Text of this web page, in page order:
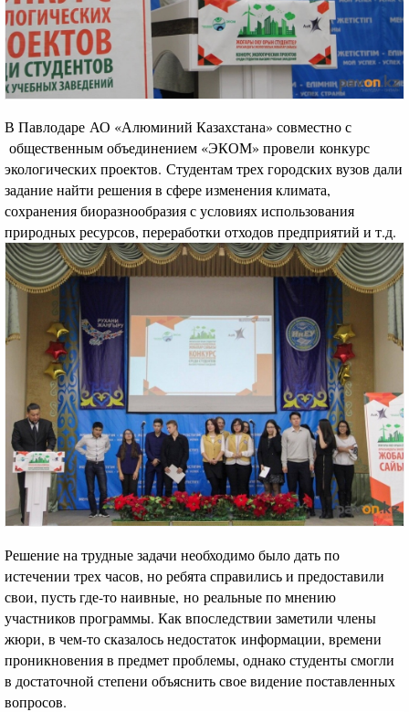
В Павлодаре АО «Алюминий Казахстана» совместно с
общественным объединением «ЭКОМ» провели конкурс
экологических проектов. Студентам трех городских вузов дали
задание найти решения в сфере изменения климата,
сохранения биоразнообразия с условиях использования
природных ресурсов, переработки отходов предприятий и т.д.
Решение на трудные задачи необходимо было дать по
истечении трех часов, но ребята справились и предоставили
свои, пусть где-то наивные, но реальные по мнению
участников программы. Как впоследствии заметили члены
жюри, в чем-то сказалось недостаток информации, времени
проникновения в предмет проблемы, однако студенты смогли
в достаточной степени объяснить свое видение поставленных
вопросов.